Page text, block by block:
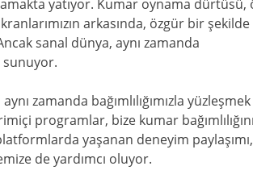
yatıyor. Kumar oynama dürtüsü,
arkasında, özgür bir şekilde
sanal dünya, aynı zamanda
sunuyor.
zamanda bağımlılığımızla
programlar, bize kumar
yaşanan deneyim paylaşımı,
de yardımcı oluyor.